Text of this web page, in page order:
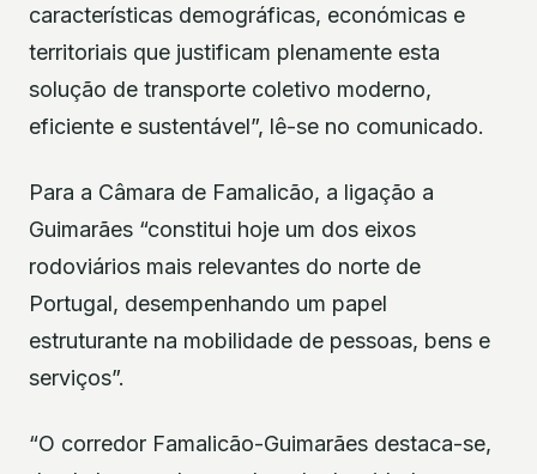
características demográficas, económicas e
territoriais que justificam plenamente esta
solução de transporte coletivo moderno,
eficiente e sustentável”, lê-se no comunicado.
Para a Câmara de Famalicão, a ligação a
Guimarães “constitui hoje um dos eixos
rodoviários mais relevantes do norte de
Portugal, desempenhando um papel
estruturante na mobilidade de pessoas, bens e
serviços”.
“O corredor Famalicão-Guimarães destaca-se,